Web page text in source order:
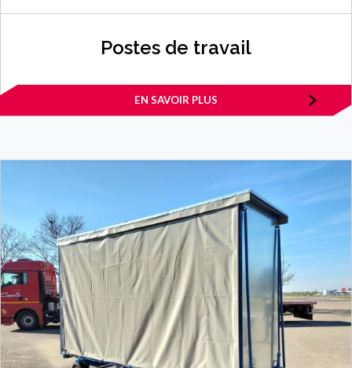
Postes de travail
EN SAVOIR PLUS